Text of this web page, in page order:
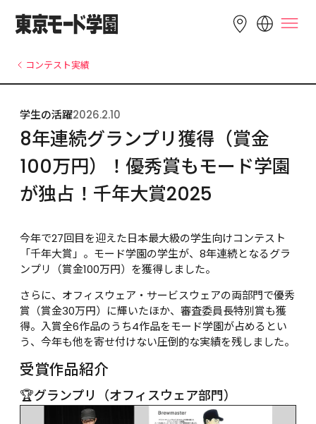
English 简体中文 繁體中文
한국어 Tiếng Việt
Indonesia
コンテスト実績
学生の活躍2026.2.10
8年連続グランプリ獲得（賞金
100万円）！優秀賞もモード学園
が独占！千年大賞2025
今年で27回目を迎えた日本最大級の学生向けコンテスト
「千年大賞」。モード学園の学生が、8年連続となるグラ
ンプリ（賞金100万円）を獲得しました。
さらに、オフィスウェア・サービスウェアの両部門で優秀
賞（賞金30万円）に輝いたほか、審査委員長特別賞も獲
得。入賞全6作品のうち4作品をモード学園が占めるとい
う、今年も他を寄せ付けない圧倒的な実績を残しました。
受賞作品紹介
🏆グランプリ（オフィスウェア部門）